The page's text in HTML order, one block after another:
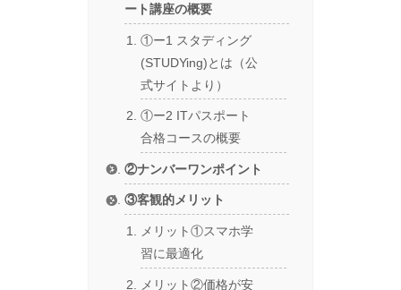
ート講座の概要
①ー1 スタディング
(STUDYing)とは（公
式サイトより）
①ー2 ITパスポート
合格コースの概要
②ナンバーワンポイント
③客観的メリット
メリット①スマホ学
習に最適化
メリット②価格が安